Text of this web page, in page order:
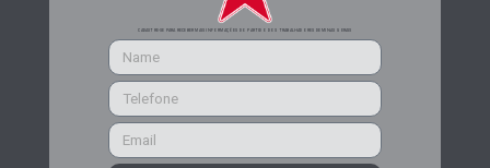
CADASTRE-SE PARA RECEBER MAIS INFORMAÇÕES DO PARTIDO DOS TRABALHADORES DE MINAS GERAIS